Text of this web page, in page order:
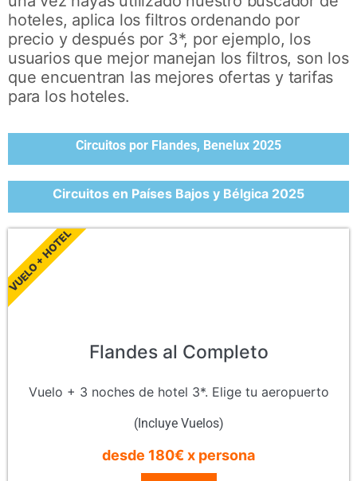
hoteles, aplica los filtros ordenando por
precio y después por 3*, por ejemplo, los
usuarios que mejor manejan los filtros, son los
que encuentran las mejores ofertas y tarifas
para los hoteles.
Circuitos por Flandes, Benelux 2025
Circuitos en Países Bajos y Bélgica 2025
Flandes al Completo
Vuelo + 3 noches de hotel 3*. Elige tu aeropuerto
(Incluye Vuelos)
desde 180€ x persona
VUELO + HOTEL